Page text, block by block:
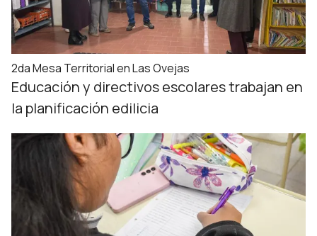
2da Mesa Territorial en Las Ovejas
Educación y directivos escolares trabajan en
la planificación edilicia